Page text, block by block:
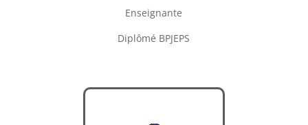
Enseignante
Diplômé BPJEPS